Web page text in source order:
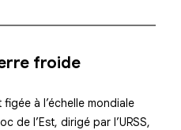
froide
à l’échelle mondiale
de l’Est, dirigé par l’URSS,